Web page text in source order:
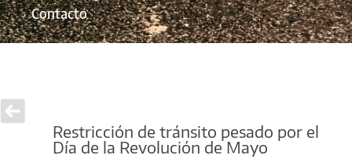
Contacto
Restricción de tránsito pesado por el
Día de la Revolución de Mayo